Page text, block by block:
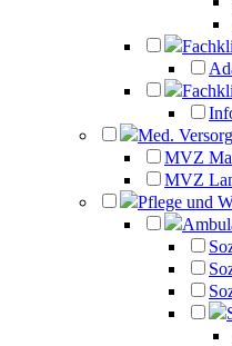
Med.
MVZ
MVZ
Pflege und